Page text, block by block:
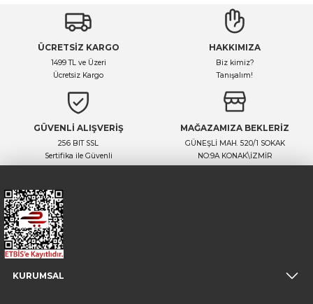
Ürün hakkında henüz soru sorulmamış.
ÜCRETSİZ KARGO
1499 TL ve Üzeri
Ücretsiz Kargo
HAKKIMIZA
Biz kimiz?
Tanışalım!
GÜVENLİ ALIŞVERİŞ
256 BIT SSL
Sertifika ile Güvenli
MAĞAZAMIZA BEKLERİZ
GÜNEŞLİ MAH. 520/1 SOKAK
NO:9A KONAK\İZMİR
KURUMSAL